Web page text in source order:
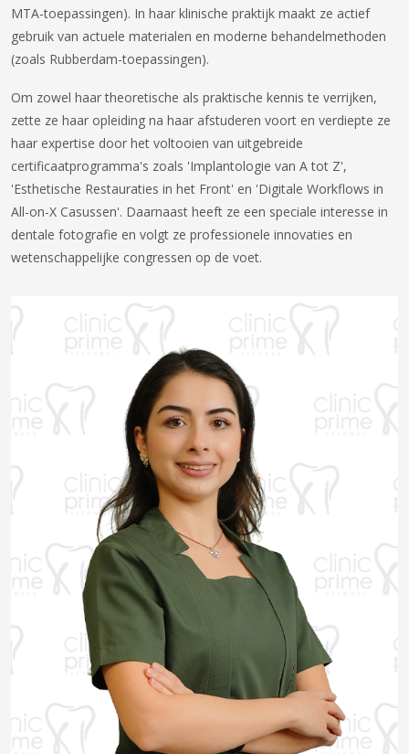
MTA-toepassingen). In haar klinische praktijk maakt ze actief
gebruik van actuele materialen en moderne behandelmethoden
(zoals Rubberdam-toepassingen).
Om zowel haar theoretische als praktische kennis te verrijken,
zette ze haar opleiding na haar afstuderen voort en verdiepte ze
haar expertise door het voltooien van uitgebreide
certificaatprogramma's zoals 'Implantologie van A tot Z',
'Esthetische Restauraties in het Front' en 'Digitale Workflows in
All-on-X Casussen'. Daarnaast heeft ze een speciale interesse in
dentale fotografie en volgt ze professionele innovaties en
wetenschappelijke congressen op de voet.